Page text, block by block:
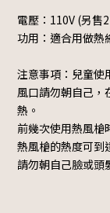
電壓：110V (另售
功用：適合用做熱
注意事項：兒童使
風口請勿朝自己，
熱。
前幾次使用熱風槍
熱風槍的熱度可到
請勿朝自己臉或頭